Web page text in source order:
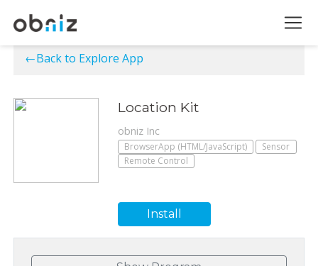
←Back to Explore App
Location Kit
obniz Inc
BrowserApp (HTML/JavaScript)
Sensor
Remote Control
Install